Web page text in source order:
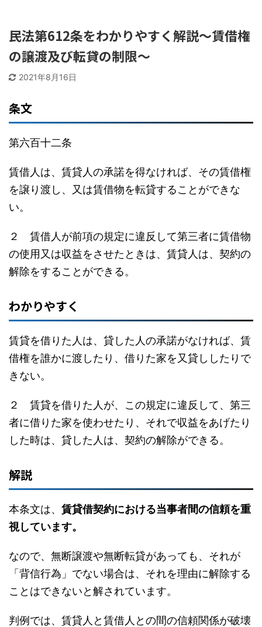
民法第612条をわかりやすく解説〜賃借権
の譲渡及び転貸の制限〜
2021年8月16日
条文
第六百十二条
賃借人は、賃貸人の承諾を得なければ、その賃借権
を譲り渡し、又は賃借物を転貸することができな
い。
２ 賃借人が前項の規定に違反して第三者に賃借物
の使用又は収益をさせたときは、賃貸人は、契約の
解除をすることができる。
わかりやすく
賃貸を借りた人は、貸した人の承諾がなければ、賃
借権を誰かに渡したり、借りた家を又貸ししたりで
きない。
２ 賃貸を借りた人が、この規定に違反して、第三
者に借りた家を使わせたり、それで収益をあげたり
した時は、貸した人は、契約の解除ができる。
解説
本条文は、 賃貸借契約における当事者間の信頼を重
視しています。
なので、無断譲渡や無断転貸があっても、それが
「背信行為」でない場合は、それを理由に解除する
ことはできないと解されています。
判例では、賃貸人と賃借人との間の信頼関係が破壊